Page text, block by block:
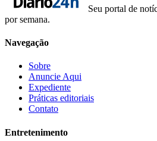
Seu portal de
por semana.
Navegação
Sobre
Anuncie Aqui
Expediente
Práticas editoriais
Contato
Entretenimento